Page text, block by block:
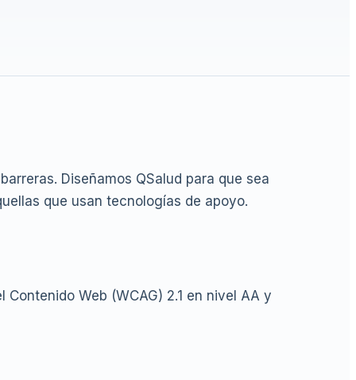
Diseñamos QSalud para que sea
que usan tecnologías de apoyo.
Web (WCAG) 2.1 en nivel AA y